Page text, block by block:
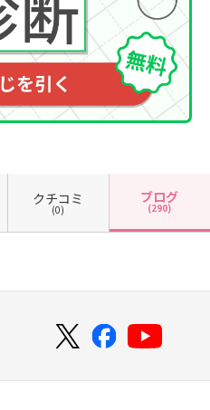
クチコミ
(0)
ブログ
(290)